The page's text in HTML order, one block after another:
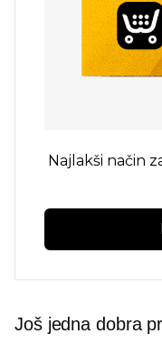
Najlakši način
Još jedna dobra